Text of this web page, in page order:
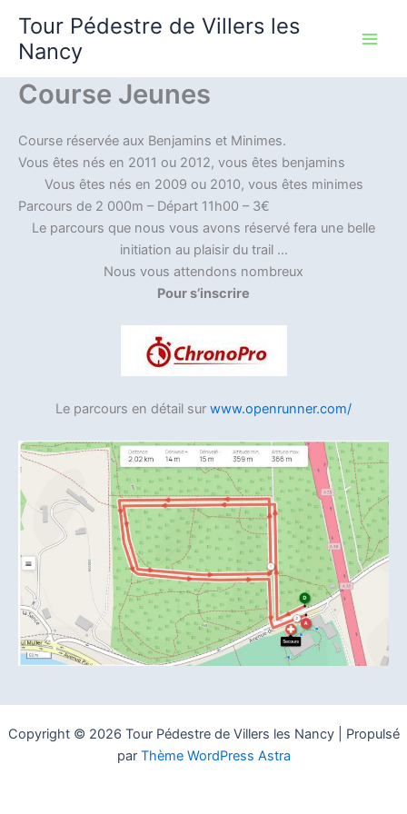
contenu
Tour Pédestre de Villers les
Nancy
Course Jeunes
Course réservée aux Benjamins et Minimes.
Vous êtes nés en 2011 ou 2012, vous êtes benjamins
Vous êtes nés en 2009 ou 2010, vous êtes minimes
Parcours de 2 000m – Départ 11h00 – 3€
Le parcours que nous vous avons réservé fera une belle
initiation au plaisir du trail …
Nous vous attendons nombreux
Pour s’inscrire
Le parcours en détail sur www.openrunner.com/
Copyright © 2026 Tour Pédestre de Villers les Nancy | Propulsé
par Thème WordPress Astra